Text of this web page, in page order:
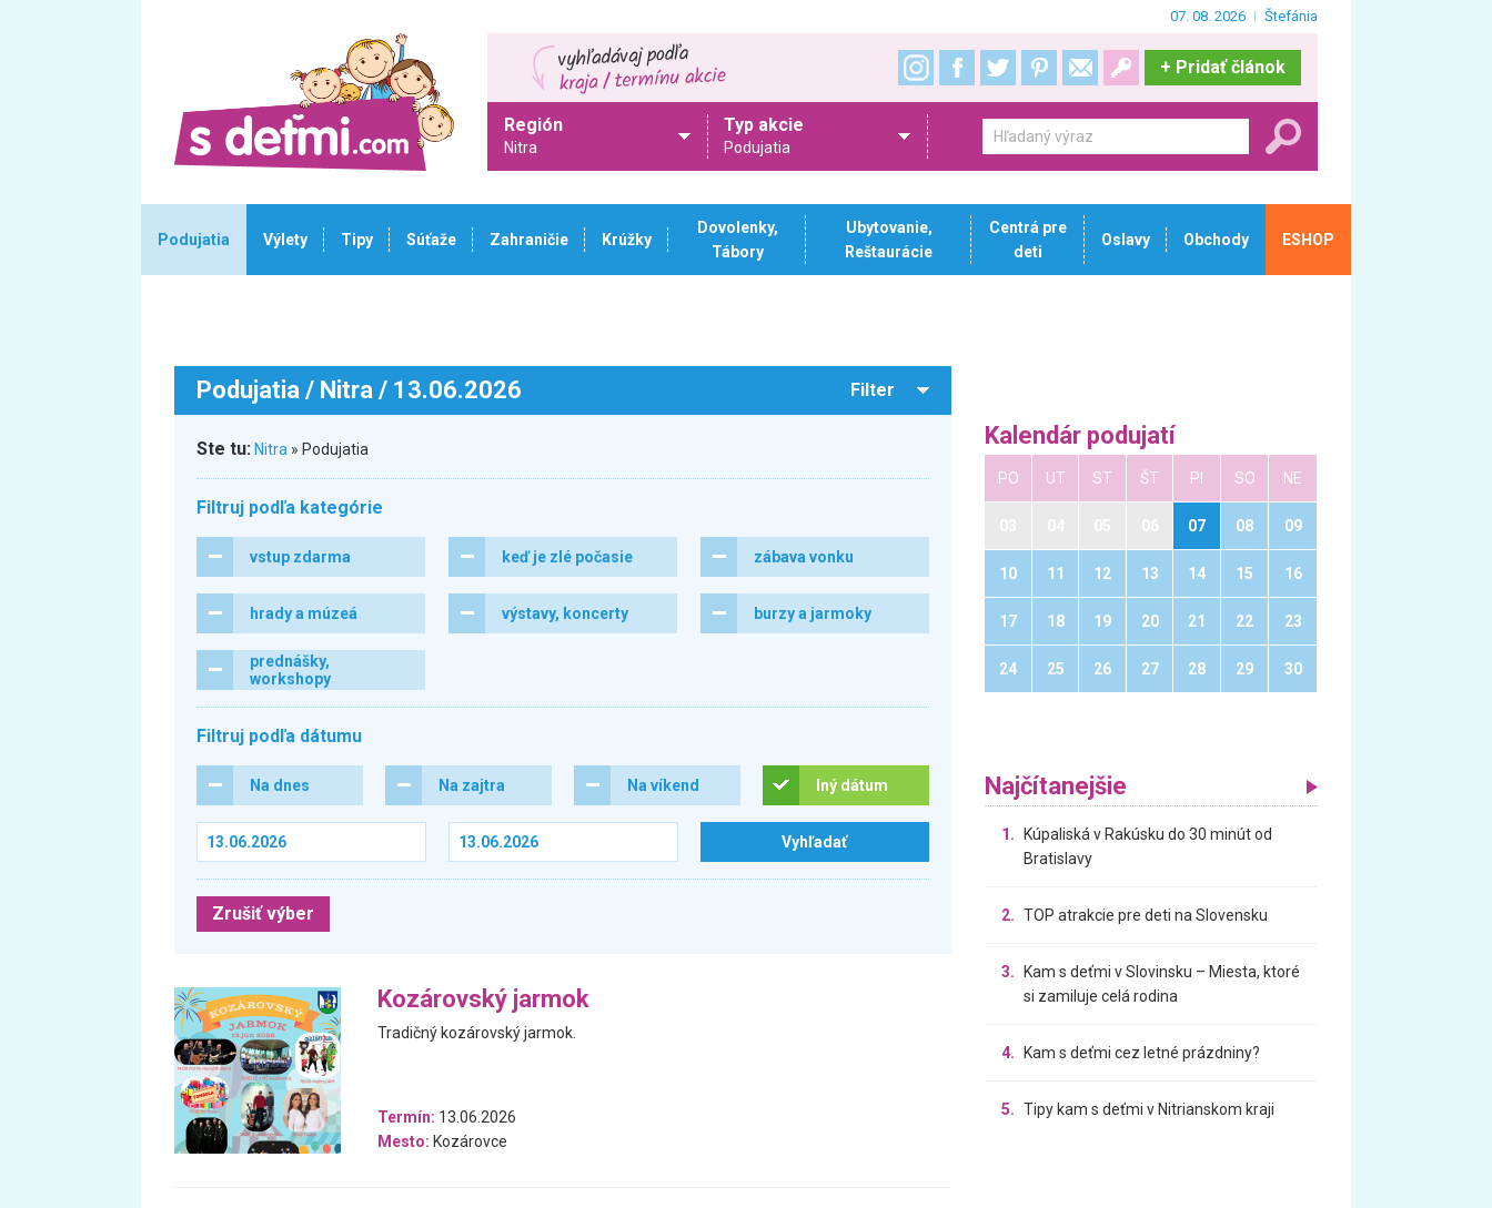
07. 08. 2026 Štefánia
+ Pridať článok
Región
Nitra
Typ akcie
Podujatia
Podujatia Výlety Tipy Súťaže Zahraničie Krúžky
Dovolenky,
Tábory
Ubytovanie,
Reštaurácie
Centrá pre
deti
Oslavy Obchody ESHOP
Podujatia / Nitra / 13.06.2026 Filter
Ste tu: Nitra » Podujatia
Filtruj podľa kategórie
vstup zdarma keď je zlé počasie zábava vonku
hrady a múzeá výstavy, koncerty burzy a jarmoky
prednášky,
workshopy
Filtruj podľa dátumu
Na dnes Na zajtra Na víkend Iný dátum
Zrušiť výber
Kozárovský jarmok
Tradičný kozárovský jarmok.
Termín: 13.06.2026
Mesto: Kozárovce
Kalendár podujatí
PO UT ST ŠT PI SO NE
07 08 09
10 11 12 13 14 15 16
17 18 19 20 21 22 23
24 25 26 27 28 29 30
Najčítanejšie
1.
Kúpaliská v Rakúsku do 30 minút od
Bratislavy
2. TOP atrakcie pre deti na Slovensku
3.
Kam s deťmi v Slovinsku – Miesta, ktoré
si zamiluje celá rodina
4. Kam s deťmi cez letné prázdniny?
5. Tipy kam s deťmi v Nitrianskom kraji